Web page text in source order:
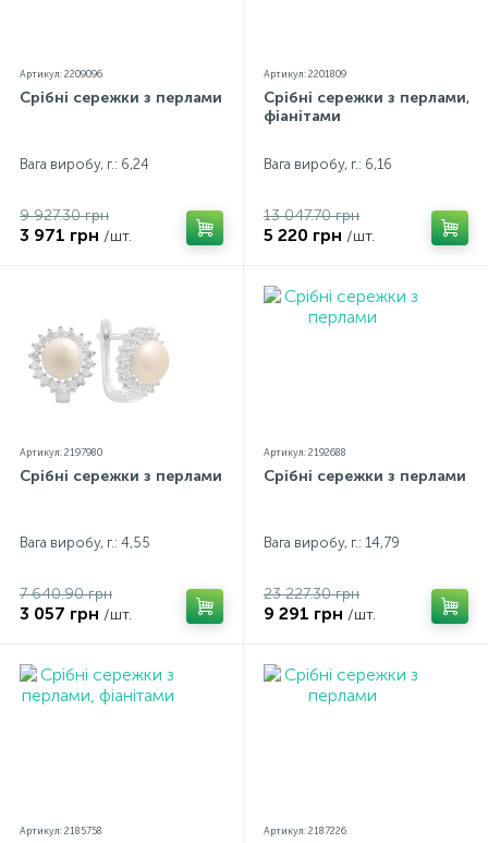
Артикул: 2209096
Срібні сережки з перлами
Вага виробу, г.: 6,24
9 927.30 грн
3 971 грн /шт.
Артикул: 2201809
Срібні сережки з перлами,
фіанітами
Вага виробу, г.: 6,16
13 047.70 грн
5 220 грн /шт.
Артикул: 2197980
Срібні сережки з перлами
Вага виробу, г.: 4,55
7 640.90 грн
3 057 грн /шт.
Артикул: 2192688
Срібні сережки з перлами
Вага виробу, г.: 14,79
23 227.30 грн
9 291 грн /шт.
Артикул: 2185758 Артикул: 2187226